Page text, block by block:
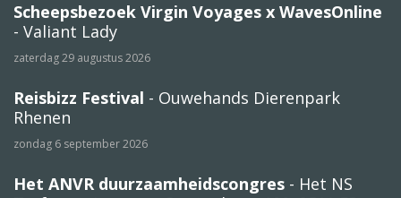
Scheepsbezoek Virgin Voyages x WavesOnline
- Valiant Lady
zaterdag 29 augustus 2026
Reisbizz Festival - Ouwehands Dierenpark
Rhenen
zondag 6 september 2026
Het ANVR duurzaamheidscongres - Het NS